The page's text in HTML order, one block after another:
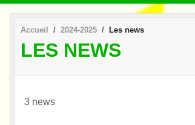
Accueil 2024-2025 Les news
LES NEWS
3 news